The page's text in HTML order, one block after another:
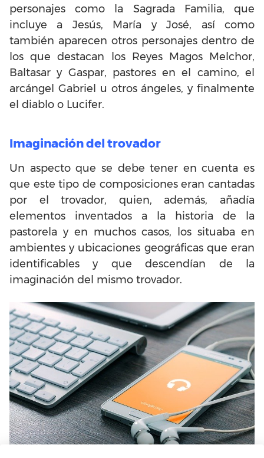
personajes como la Sagrada Familia, que
incluye a Jesús, María y José, así como
también aparecen otros personajes dentro de
los que destacan los Reyes Magos Melchor,
Baltasar y Gaspar, pastores en el camino, el
arcángel Gabriel u otros ángeles, y finalmente
el diablo o Lucifer.
Imaginación del trovador
Un aspecto que se debe tener en cuenta es
que este tipo de composiciones eran cantadas
por el trovador, quien, además, añadía
elementos inventados a la historia de la
pastorela y en muchos casos, los situaba en
ambientes y ubicaciones geográficas que eran
identificables y que descendían de la
imaginación del mismo trovador.